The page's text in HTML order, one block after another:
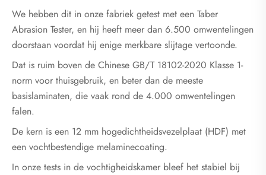
We hebben dit in onze fabriek getest met een Taber
Abrasion Tester, en hij heeft meer dan 6.500 omwentelingen
doorstaan ​​voordat hij enige merkbare slijtage vertoonde.
Dat is ruim boven de Chinese GB/T 18102-2020 Klasse 1-
norm voor thuisgebruik, en beter dan de meeste
basislaminaten, die vaak rond de 4.000 omwentelingen
falen.
De kern is een 12 mm hogedichtheidsvezelplaat (HDF) met
een vochtbestendige melaminecoating.
In onze tests in de vochtigheidskamer bleef het stabiel bij